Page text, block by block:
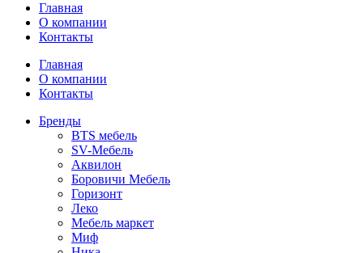
Главная
О компании
Контакты
Главная
О компании
Контакты
Бренды
BTS мебель
SV-Мебель
Аквилон
Боровичи Мебель
Горизонт
Леко
Мебель маркет
Миф